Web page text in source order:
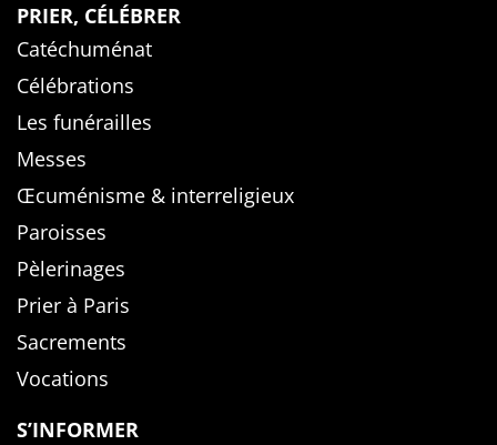
PRIER, CÉLÉBRER
Catéchuménat
Célébrations
Les funérailles
Messes
Œcuménisme & interreligieux
Paroisses
Pèlerinages
Prier à Paris
Sacrements
Vocations
S’INFORMER